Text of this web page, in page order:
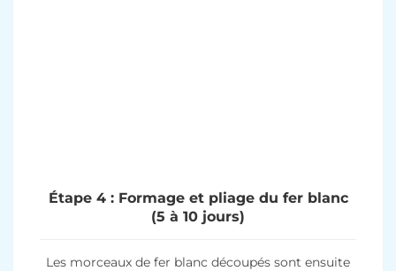
Étape 4 : Formage et pliage du fer blanc
(5 à 10 jours)
Les morceaux de fer blanc découpés sont ensuite